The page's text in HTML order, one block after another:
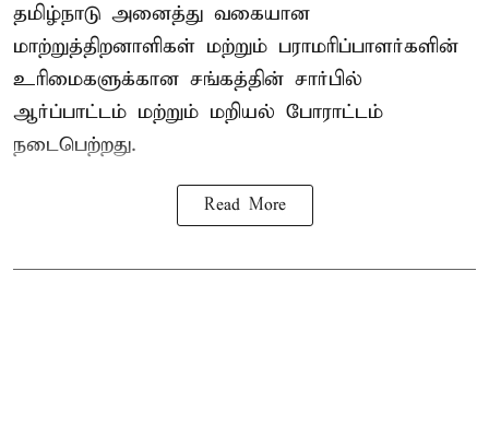
தமிழ்நாடு அனைத்து வகையான
மாற்றுத்திறனாளிகள் மற்றும் பராமரிப்பாளர்களின்
உரிமைகளுக்கான சங்கத்தின் சார்பில்
ஆர்ப்பாட்டம் மற்றும் மறியல் போராட்டம்
நடைபெற்றது.
Read More